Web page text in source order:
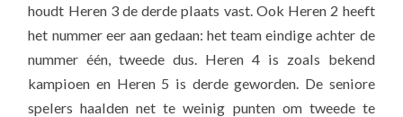
houdt Heren 3 de derde plaats vast. Ook Heren 2 heeft
het nummer eer aan gedaan: het team eindige achter de
nummer één, tweede dus. Heren 4 is zoals bekend
kampioen en Heren 5 is derde geworden. De seniore
spelers haalden net te weinig punten om tweede te